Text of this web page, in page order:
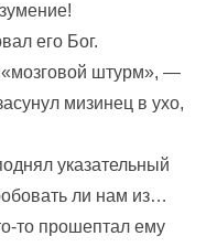
его Бог.
штурм», —
мизинец в ухо,
указательный
ли нам из…
то прошептал ему